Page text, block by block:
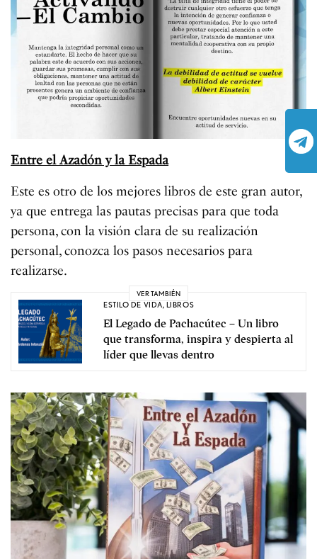
Entre el Azadón y la Espada
Este es otro de los mejores libros de este gran autor,
ya que entrega las pautas precisas para que toda
persona, con la visión clara de su realización
personal, conozca los pasos necesarios para
realizarse.
VER TAMBIÉN
ESTILO DE VIDA, LIBROS
El Legado de Pachacútec – Un libro
que transforma, inspira y despierta al
líder que llevas dentro